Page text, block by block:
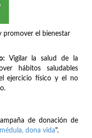
promover el bienestar
Vigilar la salud de la
hábitos saludables
ejercicio físico y el no
de donación de
dona vida".